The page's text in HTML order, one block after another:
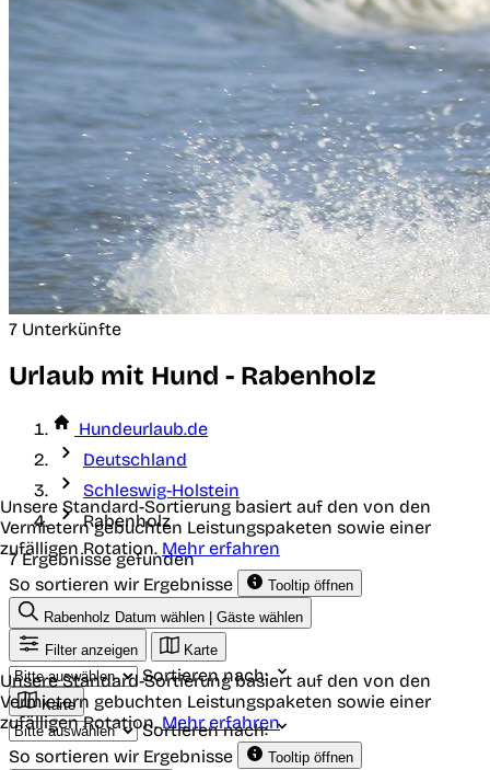
7 Unterkünfte
Urlaub mit Hund - Rabenholz
Hundeurlaub.de
Deutschland
Schleswig-Holstein
Rabenholz
7 Ergebnisse gefunden
So sortieren wir Ergebnisse
Tooltip öffnen
Unsere Standard-Sortierung basiert auf den von den
Vermietern gebuchten Leistungspaketen sowie einer
zufälligen Rotation. Mehr erfahren
Rabenholz Datum wählen | Gäste wählen
Filter anzeigen
Karte
Sortieren nach:
Karte
Sortieren nach:
So sortieren wir Ergebnisse
Tooltip öffnen
Unsere Standard-Sortierung basiert auf den von den
Vermietern gebuchten Leistungspaketen sowie einer
zufälligen Rotation.Mehr erfahren